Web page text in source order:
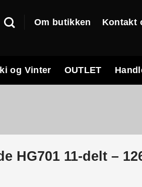
Om butikken Kontakt
og Vinter OUTLET
HG701 11-delt –